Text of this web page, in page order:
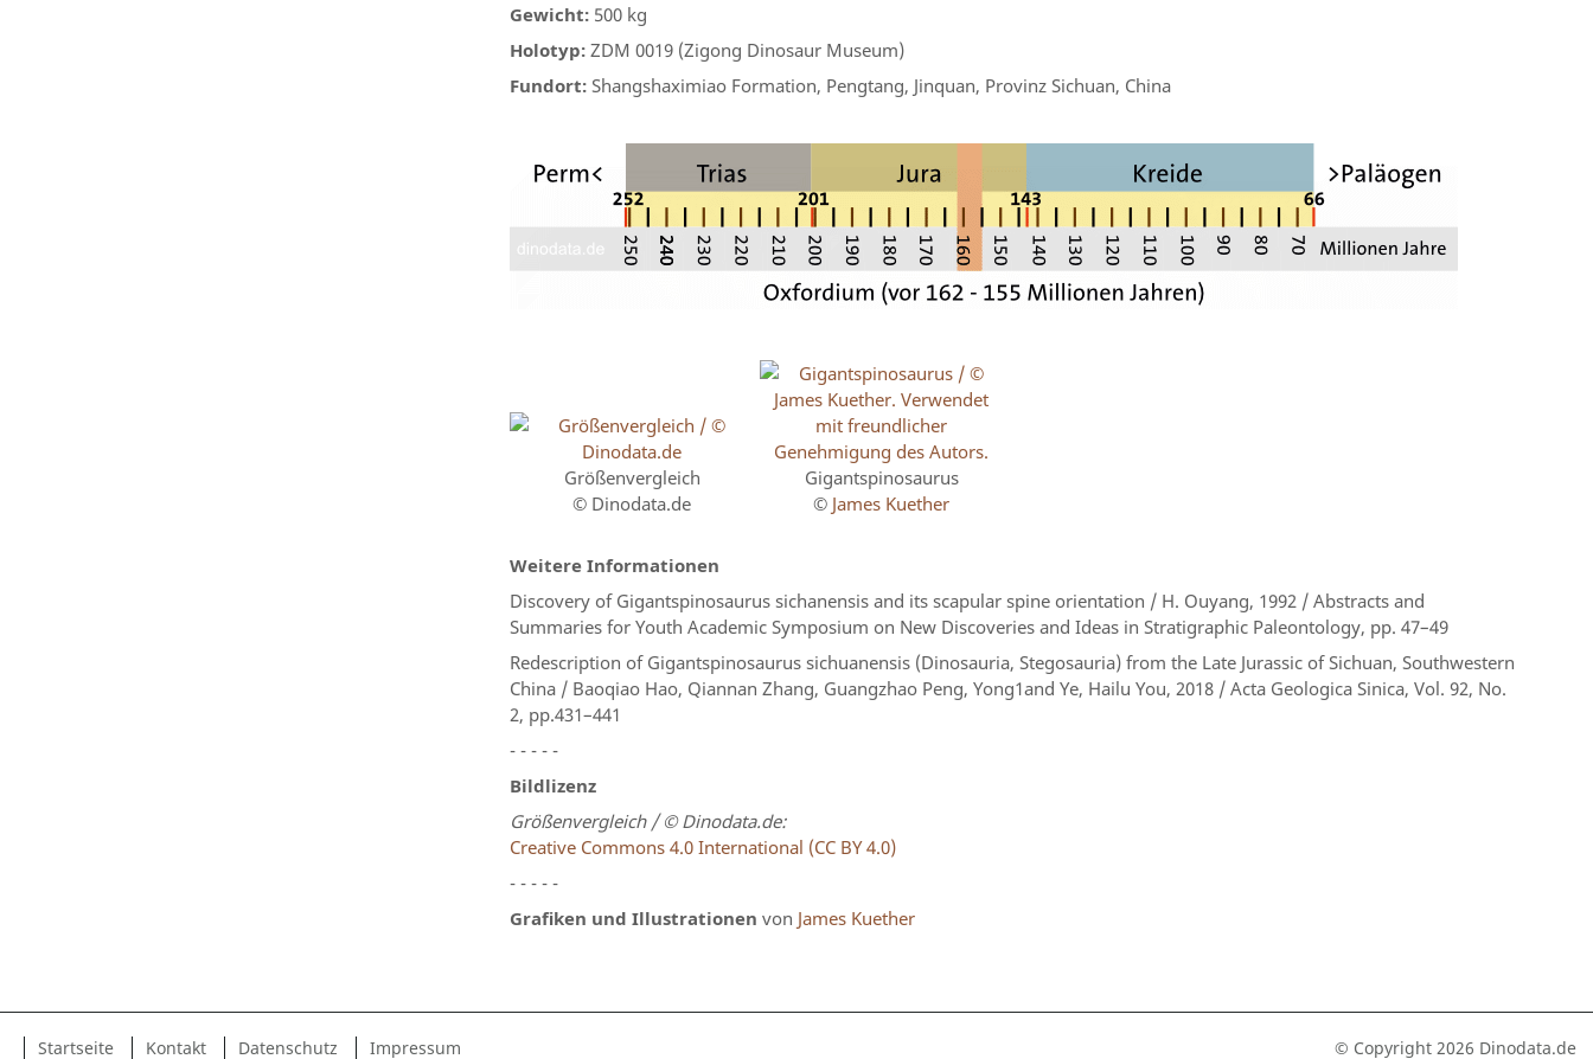
Gewicht: 500 kg
Holotyp: ZDM 0019 (Zigong Dinosaur Museum)
Fundort: Shangshaximiao Formation, Pengtang, Jinquan, Provinz Sichuan, China
Größenvergleich
© Dinodata.de
Gigantspinosaurus
© James Kuether
Weitere Informationen
Discovery of Gigantspinosaurus sichanensis and its scapular spine orientation / H. Ouyang, 1992 / Abstracts and
Summaries for Youth Academic Symposium on New Discoveries and Ideas in Stratigraphic Paleontology, pp. 47–49
Redescription of Gigantspinosaurus sichuanensis (Dinosauria, Stegosauria) from the Late Jurassic of Sichuan, Southwestern
China / Baoqiao Hao, Qiannan Zhang, Guangzhao Peng, Yong1and Ye, Hailu You, 2018 / Acta Geologica Sinica, Vol. 92, No.
2, pp.431–441
- - - - -
Bildlizenz
Größenvergleich / © Dinodata.de:
Creative Commons 4.0 International (CC BY 4.0)
- - - - -
Grafiken und Illustrationen von James Kuether
Startseite Kontakt Datenschutz Impressum © Copyright 2026 Dinodata.de